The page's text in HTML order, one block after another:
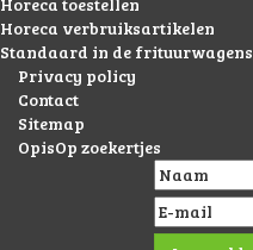
Horeca toestellen
Horeca verbruiksartikelen
Standaard in de frituurwagens
Privacy policy
Contact
Sitemap
OpisOp zoekertjes